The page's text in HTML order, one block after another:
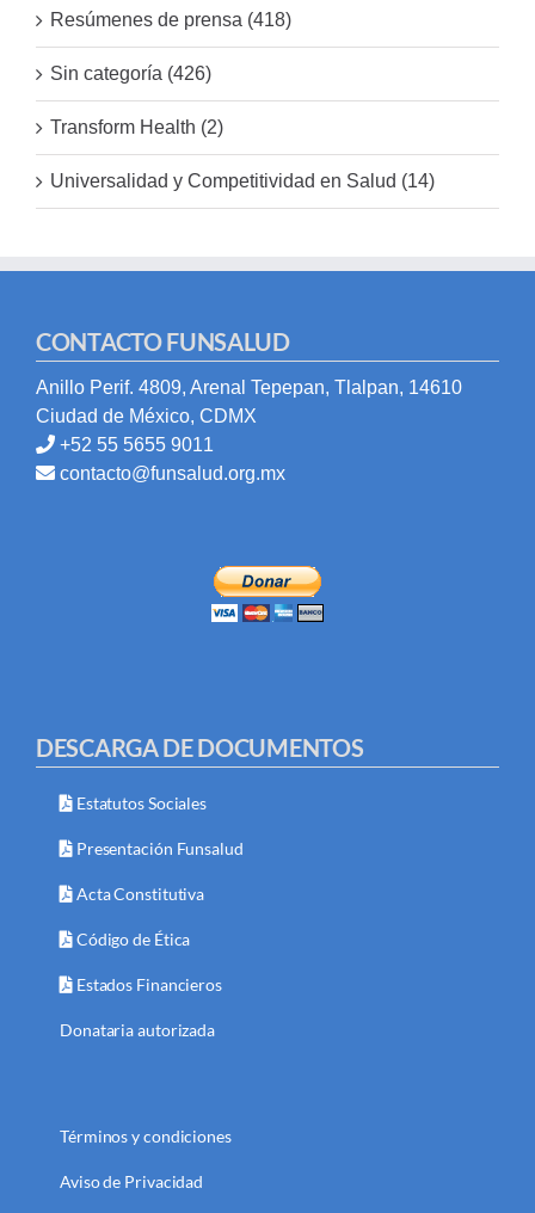
Resúmenes de prensa (418)
Sin categoría (426)
Transform Health (2)
Universalidad y Competitividad en Salud (14)
CONTACTO FUNSALUD
Anillo Perif. 4809, Arenal Tepepan, Tlalpan, 14610
Ciudad de México, CDMX
+52 55 5655 9011
contacto@funsalud.org.mx
DESCARGA DE DOCUMENTOS
Estatutos Sociales
Presentación Funsalud
Acta Constitutiva
Código de Ética
Estados Financieros
Donataria autorizada
Términos y condiciones
Aviso de Privacidad